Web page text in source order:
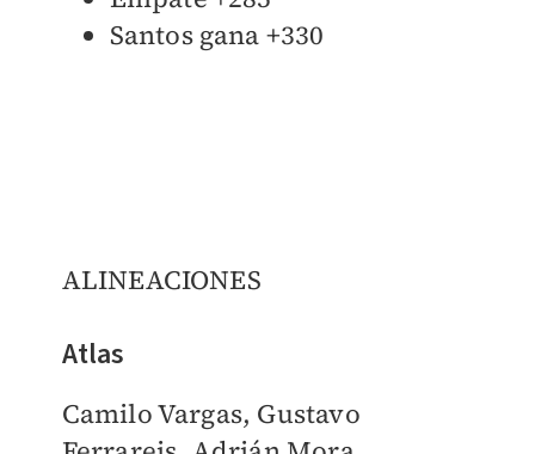
Santos gana +330
ALINEACIONES
Atlas
Camilo Vargas, Gustavo